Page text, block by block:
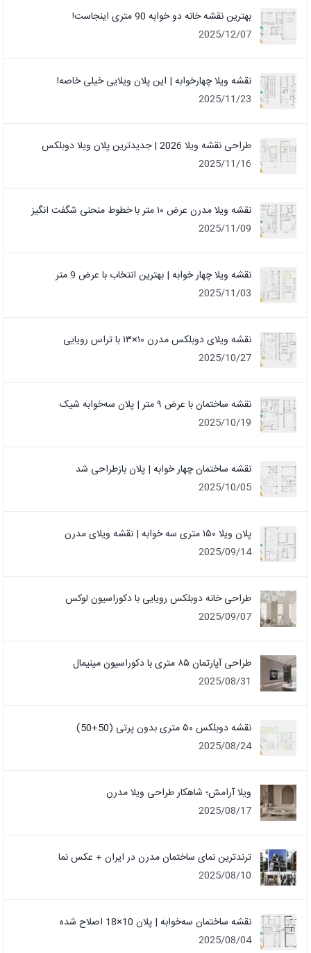
بهترین نقشه خانه دو خوابه 90 متری اینجاست!
2025/12/07
نقشه ویلا چهارخوابه | این پلان ویلایی خیلی خاصه!
2025/11/23
طراحی نقشه ویلا 2026 | جدیدترین پلان ویلا دوبلکس
2025/11/16
نقشه ویلا مدرن عرض ۱۰ متر با خطوط منحنی شگفت انگیز
2025/11/09
نقشه ویلا چهار خوابه | بهترین انتخاب با عرض 9 متر
2025/11/03
نقشه ویلای دوبلکس مدرن ۱۰×۱۳ با تراس رویایی
2025/10/27
نقشه ساختمان با عرض ۹ متر | پلان سه‌خوابه شیک
2025/10/19
نقشه ساختمان چهار خوابه | پلان بازطراحی شد
2025/10/05
پلان ویلا ۱۵۰ متری سه خوابه | نقشه ویلای مدرن
2025/09/14
طراحی خانه دوبلکس رویایی با دکوراسیون لوکس
2025/09/07
طراحی آپارتمان ۸۵ متری با دکوراسیون مینیمال
2025/08/31
نقشه دوبلکس ۵۰ متری بدون پرتی (50+50)
2025/08/24
ویلا آرامش؛ شاهکار طراحی ویلا مدرن
2025/08/17
ترندترین نمای ساختمان مدرن در ایران + عکس نما
2025/08/10
نقشه ساختمان سه‌خوابه | پلان 10×18 اصلاح شده
2025/08/04